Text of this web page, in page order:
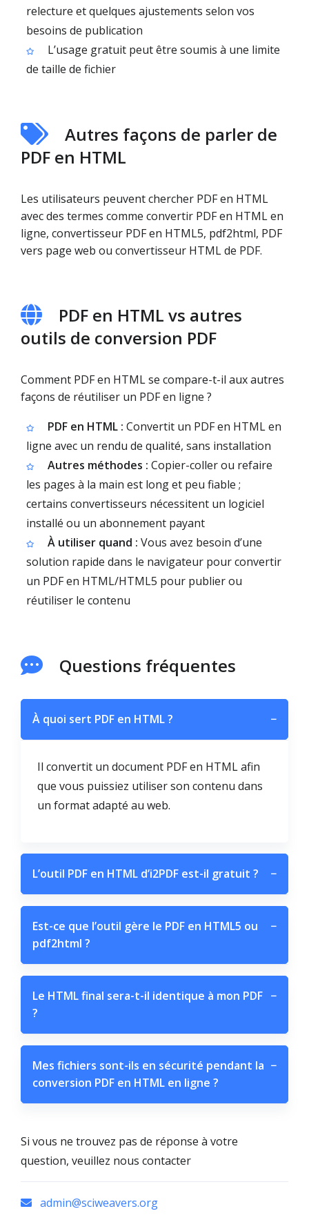
relecture et quelques ajustements selon vos
besoins de publication
L’usage gratuit peut être soumis à une limite
de taille de fichier
Autres façons de parler de
PDF en HTML
Les utilisateurs peuvent chercher PDF en HTML
avec des termes comme convertir PDF en HTML en
ligne, convertisseur PDF en HTML5, pdf2html, PDF
vers page web ou convertisseur HTML de PDF.
PDF en HTML vs autres
outils de conversion PDF
Comment PDF en HTML se compare-t-il aux autres
façons de réutiliser un PDF en ligne ?
PDF en HTML : Convertit un PDF en HTML en
ligne avec un rendu de qualité, sans installation
Autres méthodes : Copier-coller ou refaire
les pages à la main est long et peu fiable ;
certains convertisseurs nécessitent un logiciel
installé ou un abonnement payant
À utiliser quand : Vous avez besoin d’une
solution rapide dans le navigateur pour convertir
un PDF en HTML/HTML5 pour publier ou
réutiliser le contenu
Questions fréquentes
À quoi sert PDF en HTML ? −
Il convertit un document PDF en HTML afin
que vous puissiez utiliser son contenu dans
un format adapté au web.
L’outil PDF en HTML d’i2PDF est-il gratuit ? −
Est-ce que l’outil gère le PDF en HTML5 ou
pdf2html ?
−
Le HTML final sera-t-il identique à mon PDF
?
−
Mes fichiers sont-ils en sécurité pendant la
conversion PDF en HTML en ligne ?
−
Si vous ne trouvez pas de réponse à votre
question, veuillez nous contacter
admin@sciweavers.org